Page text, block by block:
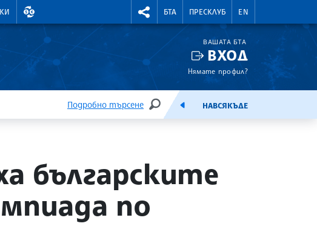
ВАЛУТНИ КУРСОВЕ RIGHTMENU.SOCIAL
БТА ПРЕСКЛУБ EN
ВАШАТА БТА
ВХОД
Нямате профил?
Подробно търсене
ТЪРСЕНЕЕМИСИЯНАВСЯКЪДЕ
българските
по